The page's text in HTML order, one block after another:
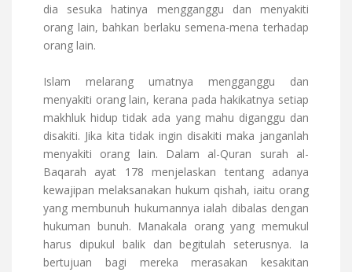
dia sesuka hatinya mengganggu dan menyakiti
orang lain, bahkan berlaku semena-mena terhadap
orang lain.
Islam melarang umatnya mengganggu dan
menyakiti orang lain, kerana pada hakikatnya setiap
makhluk hidup tidak ada yang mahu diganggu dan
disakiti. Jika kita tidak ingin disakiti maka janganlah
menyakiti orang lain. Dalam al-Quran surah al-
Baqarah ayat 178 menjelaskan tentang adanya
kewajipan melaksanakan hukum qishah, iaitu orang
yang membunuh hukumannya ialah dibalas dengan
hukuman bunuh. Manakala orang yang memukul
harus dipukul balik dan begitulah seterusnya. Ia
bertujuan bagi mereka merasakan kesakitan